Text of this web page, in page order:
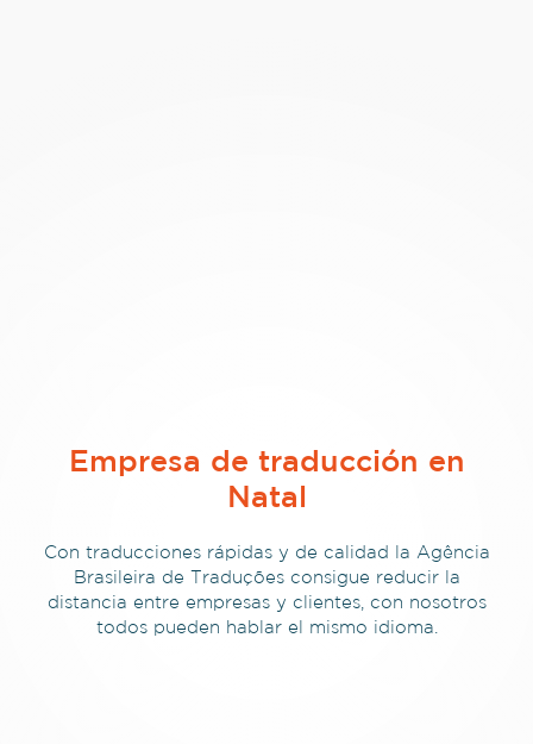
Empresa de traducción en
Natal
Con traducciones rápidas y de calidad la Agência
Brasileira de Traduções consigue reducir la
distancia entre empresas y clientes, con nosotros
todos pueden hablar el mismo idioma.